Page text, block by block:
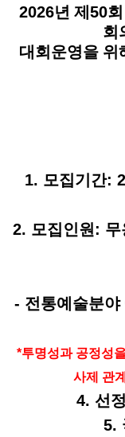
2026년 제 50
회
대회운영을 위
1. 모집기간:
2. 모집인원 : 무
- 전통예술분야
*투명성과 공정성
사제 관
4. 선
5.